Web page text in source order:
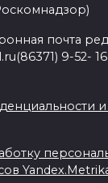
почта
9-52- 16